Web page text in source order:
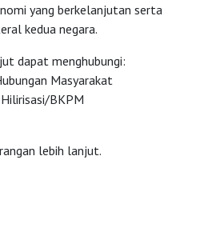
yang berkelanjutan serta
kedua negara.
dapat menghubungi:
Masyarakat
BKPM
lebih lanjut.